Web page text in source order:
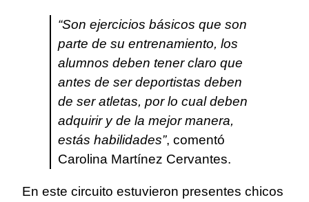
“Son ejercicios básicos que son
parte de su entrenamiento, los
alumnos deben tener claro que
antes de ser deportistas deben
de ser atletas, por lo cual deben
adquirir y de la mejor manera,
estás habilidades”, comentó
Carolina Martínez Cervantes.
En este circuito estuvieron presentes chicos